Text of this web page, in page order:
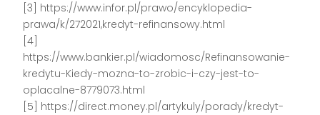
[3] https://www.infor.pl/prawo/encyklopedia-
prawa/k/272021,kredyt-refinansowy.html
[4]
https://www.bankier.pl/wiadomosc/Refinansowanie-
kredytu-Kiedy-mozna-to-zrobic-i-czy-jest-to-
oplacalne-8779073.html
[5] https://direct.money.pl/artykuly/porady/kredyt-